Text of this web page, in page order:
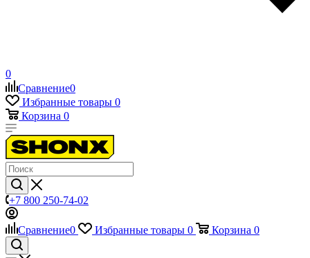
0
Сравнение0
Избранные товары 0
Корзина 0
+7 800 250-74-02
Сравнение0 Избранные товары 0 Корзина 0